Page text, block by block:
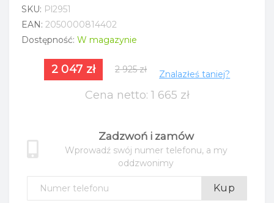
SKU: Pl2951
EAN: 2050000814402
Dostępność: W magazynie
2 047 zł 2 925 zł Znalazłeś taniej?
Cena netto: 1 665 zł
Zadzwoń i zamów
Wprowadź swój numer telefonu, a my
oddzwonimy
Kup